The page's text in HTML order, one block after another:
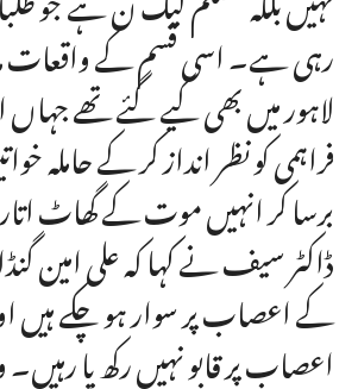
رہی ہے۔ اسی قسم کے واقعات
لاہور میں بھی کیے گئے تھے
فراہمی کو نظر انداز کر کے حاملہ
برسا کر انہیں موت کے گھاٹ اتار
ڈاکٹر سیف نے کہا کہ علی امین
کے اعصاب پر سوار ہو چکے ہیں
اعصاب پر قابو نہیں رکھ پا رہیں۔